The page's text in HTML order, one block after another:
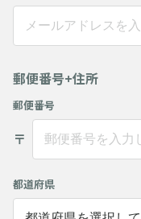
郵便番号+住所
郵便番号
〒
都道府県